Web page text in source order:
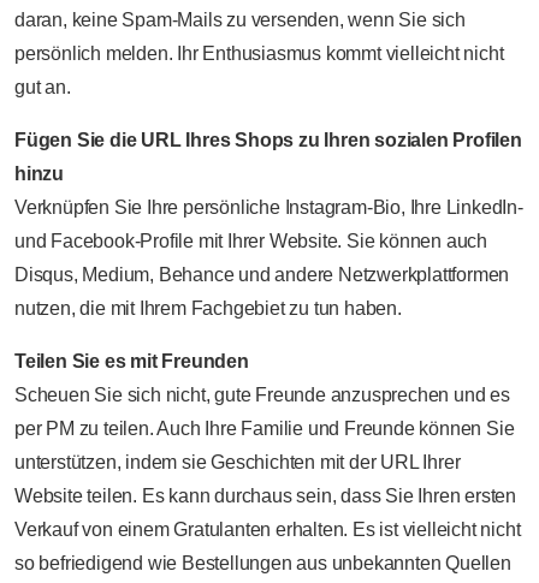
daran, keine Spam-Mails zu versenden, wenn Sie sich
persönlich melden. Ihr Enthusiasmus kommt vielleicht nicht
gut an.
Fügen Sie die URL Ihres Shops zu Ihren sozialen Profilen
hinzu
Verknüpfen Sie Ihre persönliche Instagram-Bio, Ihre LinkedIn-
und Facebook-Profile mit Ihrer Website. Sie können auch
Disqus, Medium, Behance und andere Netzwerkplattformen
nutzen, die mit Ihrem Fachgebiet zu tun haben.
Teilen Sie es mit Freunden
Scheuen Sie sich nicht, gute Freunde anzusprechen und es
per PM zu teilen. Auch Ihre Familie und Freunde können Sie
unterstützen, indem sie Geschichten mit der URL Ihrer
Website teilen. Es kann durchaus sein, dass Sie Ihren ersten
Verkauf von einem Gratulanten erhalten. Es ist vielleicht nicht
so befriedigend wie Bestellungen aus unbekannten Quellen